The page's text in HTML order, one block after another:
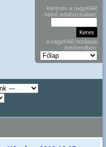
Keresés a nagyKAR
belső adatbázisában:
A nagyKAR honlapjai
betűrendben: